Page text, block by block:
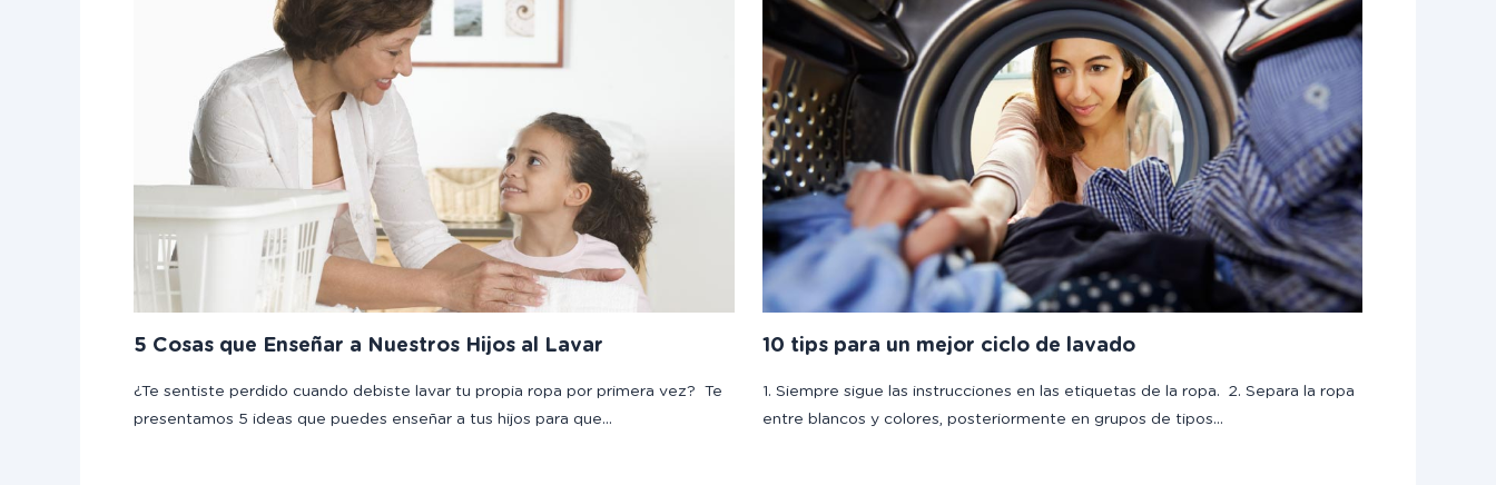
5 Cosas que Enseñar a Nuestros Hijos al Lavar
¿Te sentiste perdido cuando debiste lavar tu propia ropa por primera vez? Te
presentamos 5 ideas que puedes enseñar a tus hijos para que…
10 tips para un mejor ciclo de lavado
1. Siempre sigue las instrucciones en las etiquetas de la ropa. 2. Separa la ropa
entre blancos y colores, posteriormente en grupos de tipos…